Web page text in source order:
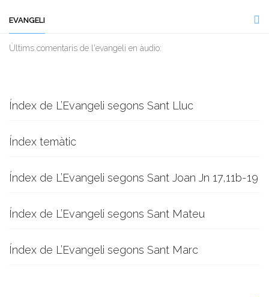
EVANGELI
Ùltims comentaris de l'evangeli en àudio:
Índex de L’Evangeli segons Sant Lluc
Índex temàtic
Índex de L’Evangeli segons Sant Joan Jn 17,11b-19
Índex de L’Evangeli segons Sant Mateu
Índex de L’Evangeli segons Sant Marc